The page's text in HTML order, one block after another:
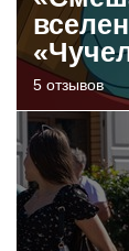
5 отзывов